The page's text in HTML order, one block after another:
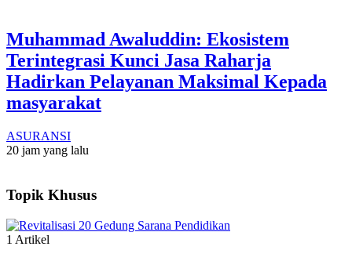
Muhammad Awaluddin: Ekosistem
Terintegrasi Kunci Jasa Raharja
Hadirkan Pelayanan Maksimal Kepada
masyarakat
ASURANSI
20 jam yang lalu
Topik Khusus
1 Artikel